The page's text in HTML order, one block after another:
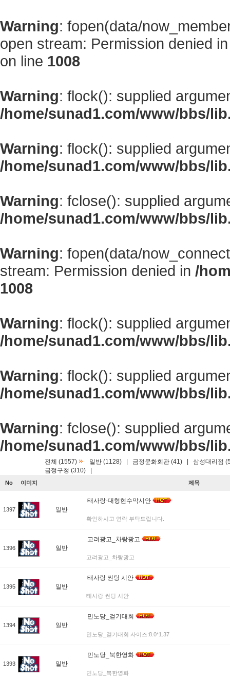
Warning: fopen(data/
open stream: Permission denied
on line 1008
Warning: flock(): supplied
/home/sunad1.com/www/bbs/
Warning: flock(): supplied
/home/sunad1.com/www/bbs/
Warning: fclose(): supplied
/home/sunad1.com/www/bbs/
Warning: fopen(data/
stream: Permission denied in /
1008
Warning: flock(): supplied
/home/sunad1.com/www/bbs/
Warning: flock(): supplied
/home/sunad1.com/www/bbs/
Warning: fclose(): supplied
/home/sunad1.com/www/bbs/
전체 (1557) » 일반 (1128) 금정문화회관 (41)
삼성대리점
금정구청 (310)
No 이미지 제목
1397 일반
태사랑-대형현수막시안
확인하시고 연락 부탁드립니다.
1396 일반
고려광고_차랑광고
고려광고_차랑광고
1395 일반
태사랑 썬팅 시안
태사랑 썬팅 시안
1394 일반
민노당_걷기대회
민노당_걷기대회 사이즈:8.0*1.37
1393 일반
민노당_북한영화
민노당_북한영화